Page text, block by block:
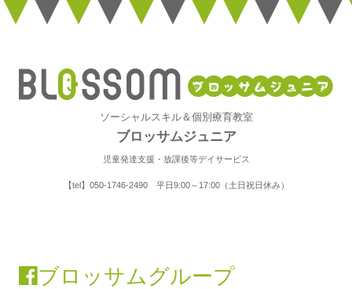
ソーシャルスキル＆個別療育教室
ブロッサムジュニア
児童発達支援・放課後等デイサービス
【tel】050-1746-2490 平日9:00～17:00（土日祝日休み）
ブロッサムグループ